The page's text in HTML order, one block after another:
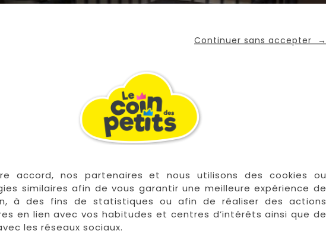
Continuer sans accepter →
accord, nos partenaires et nous utilisons des cookies ou
similaires afin de vous garantir une meilleure expérience de
à des fins de statistiques ou afin de réaliser des actions
en lien avec vos habitudes et centres d’intérêts ainsi que de
les réseaux sociaux.